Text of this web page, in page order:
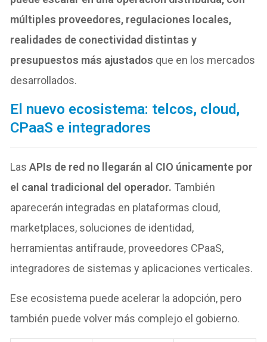
múltiples proveedores, regulaciones locales,
realidades de conectividad distintas y
presupuestos más ajustados que en los mercados
desarrollados.
El nuevo ecosistema: telcos, cloud,
CPaaS e integradores
LasAPIs de red no llegarán al CIO únicamente por
el canal tradicional del operador. También
aparecerán integradas en plataformas cloud,
marketplaces, soluciones de identidad,
herramientas antifraude, proveedores CPaaS,
integradores de sistemas y aplicaciones verticales.
Ese ecosistema puede acelerar la adopción, pero
también puede volver más complejo el gobierno.